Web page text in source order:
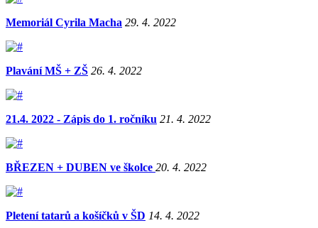
Memoriál Cyrila Macha 29. 4. 2022
Plavání MŠ + ZŠ 26. 4. 2022
21.4. 2022 - Zápis do 1. ročníku 21. 4. 2022
BŘEZEN + DUBEN ve školce 20. 4. 2022
Pletení tatarů a košíčků v ŠD 14. 4. 2022